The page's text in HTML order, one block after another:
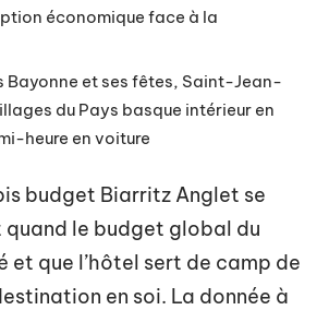
économique face à la
Bayonne et ses fêtes, Saint-Jean-
du Pays basque intérieur en
heure en voiture
budget Biarritz Anglet se
le budget global du
et que l’hôtel sert de camp de
en soi. La donnée à